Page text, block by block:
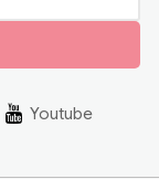
Youtube